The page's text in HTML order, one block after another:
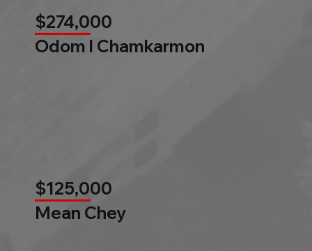
$274,000
Odom l Chamkarmon
$125,000
Mean Chey